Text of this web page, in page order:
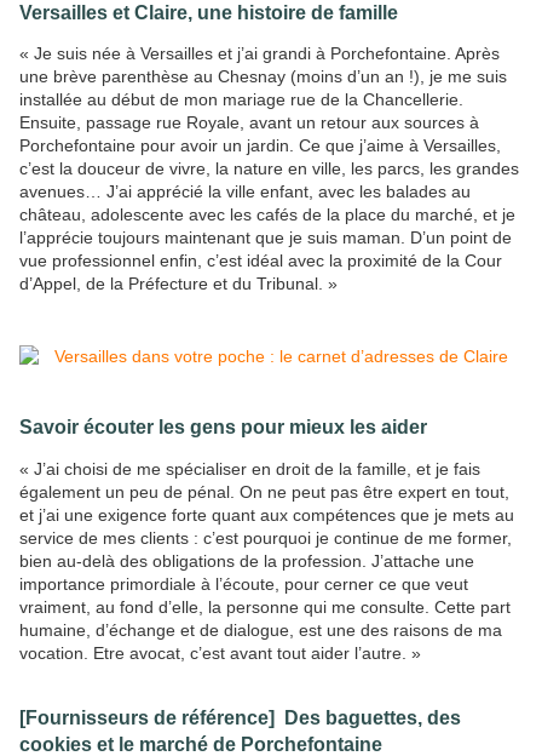
Versailles et Claire, une histoire de famille
« Je suis née à Versailles et j’ai grandi à Porchefontaine. Après
une brève parenthèse au Chesnay (moins d’un an !), je me suis
installée au début de mon mariage rue de la Chancellerie.
Ensuite, passage rue Royale, avant un retour aux sources à
Porchefontaine pour avoir un jardin. Ce que j’aime à Versailles,
c’est la douceur de vivre, la nature en ville, les parcs, les grandes
avenues… J’ai apprécié la ville enfant, avec les balades au
château, adolescente avec les cafés de la place du marché, et je
l’apprécie toujours maintenant que je suis maman. D’un point de
vue professionnel enfin, c’est idéal avec la proximité de la Cour
d’Appel, de la Préfecture et du Tribunal. »
Savoir écouter les gens pour mieux les aider
« J’ai choisi de me spécialiser en droit de la famille, et je fais
également un peu de pénal. On ne peut pas être expert en tout,
et j’ai une exigence forte quant aux compétences que je mets au
service de mes clients : c’est pourquoi je continue de me former,
bien au-delà des obligations de la profession. J’attache une
importance primordiale à l’écoute, pour cerner ce que veut
vraiment, au fond d’elle, la personne qui me consulte. Cette part
humaine, d’échange et de dialogue, est une des raisons de ma
vocation. Etre avocat, c’est avant tout aider l’autre. »
[Fournisseurs de référence] Des baguettes, des
cookies et le marché de Porchefontaine